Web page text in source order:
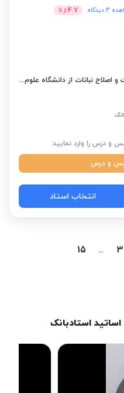
3 دیدگاه
4.7 از 5
کارشناسی مهندسی کشاورزی زراعت و اصلاح نباتات از دانشگاه علوم کشاورزی و منابع طبیعی ساری
و درس را وارد نمایید:
و درس
انتخاب استاد
3
...
15
اساتید استادبانک